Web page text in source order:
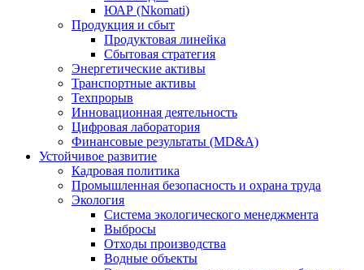
ЮАР (Nkomati)
Продукция и сбыт
Продуктовая линейка
Сбытовая стратегия
Энергетические активы
Транспортные активы
Техпрорыв
Инновационная деятельность
Цифровая лаборатория
Финансовые результаты (MD&A)
Устойчивое развитие
Кадровая политика
Промышленная безопасность и охрана труда
Экология
Система экологического менеджмента
Выбросы
Отходы производства
Водные объекты